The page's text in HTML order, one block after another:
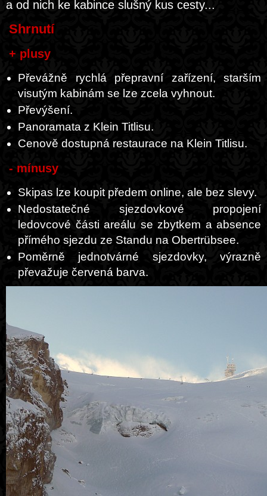
a od nich ke kabince slušný kus cesty...
Shrnutí
+ plusy
Převážně rychlá přepravní zařízení, starším
visutým kabinám se lze zcela vyhnout.
Převýšení.
Panoramata z Klein Titlisu.
Cenově dostupná restaurace na Klein Titlisu.
- mínusy
Skipas lze koupit předem online, ale bez slevy.
Nedostatečné sjezdovkové propojení
ledovcové části areálu se zbytkem a absence
přímého sjezdu ze Standu na Obertrübsee.
Poměrně jednotvárné sjezdovky, výrazně
převažuje červená barva.